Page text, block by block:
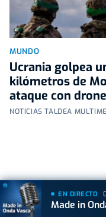
MUNDO
Ucrania golpea
kilómetros de
ataque con
NOTICIAS TALDEA
Lo+ leído
EN DIRECTO
Made in